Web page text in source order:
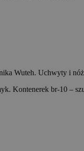
Wuteh. Uchwyty i
Kontenerek br-10 –